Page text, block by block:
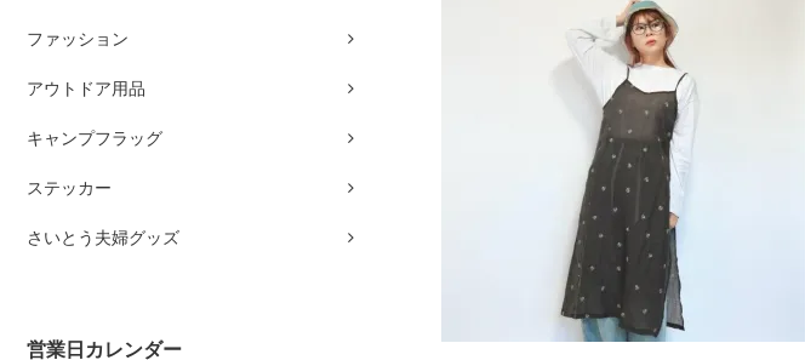
ファッション
アウトドア用品
キャンプフラッグ
ステッカー
さいとう夫婦グッズ
営業日カレンダー